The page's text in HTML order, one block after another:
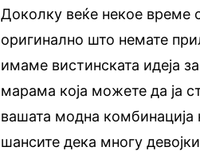
Доколку веќе некое време
оригинално што немате
имаме вистинската идеја
марама која можете да ја
вашата модна
шансите дека многу